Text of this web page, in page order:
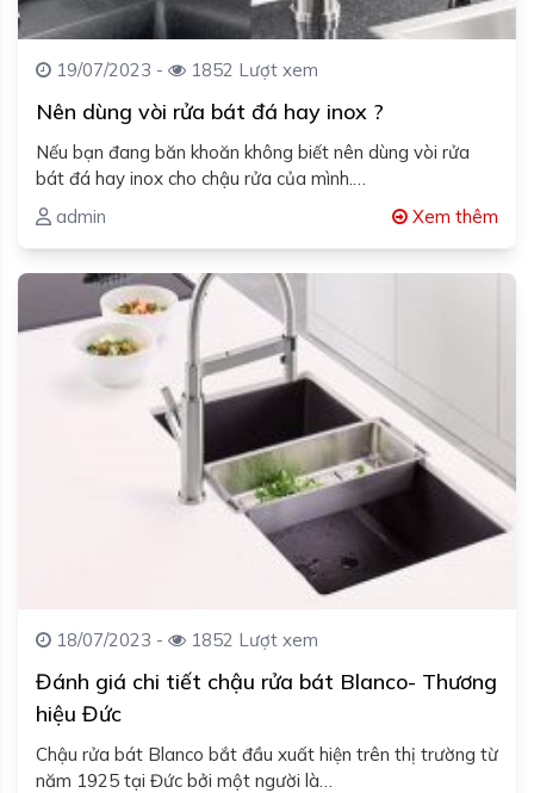
19/07/2023 - 1852 Lượt xem
Nên dùng vòi rửa bát đá hay inox ?
Nếu bạn đang băn khoăn không biết nên dùng vòi rửa
bát đá hay inox cho chậu rửa của mình.…
admin
Xem thêm
18/07/2023 - 1852 Lượt xem
Đánh giá chi tiết chậu rửa bát Blanco- Thương
hiệu Đức
Chậu rửa bát Blanco bắt đầu xuất hiện trên thị trường từ
năm 1925 tại Đức bởi một người là…